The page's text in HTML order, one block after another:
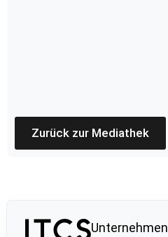
Zurück zur Mediathek
Unternehmen